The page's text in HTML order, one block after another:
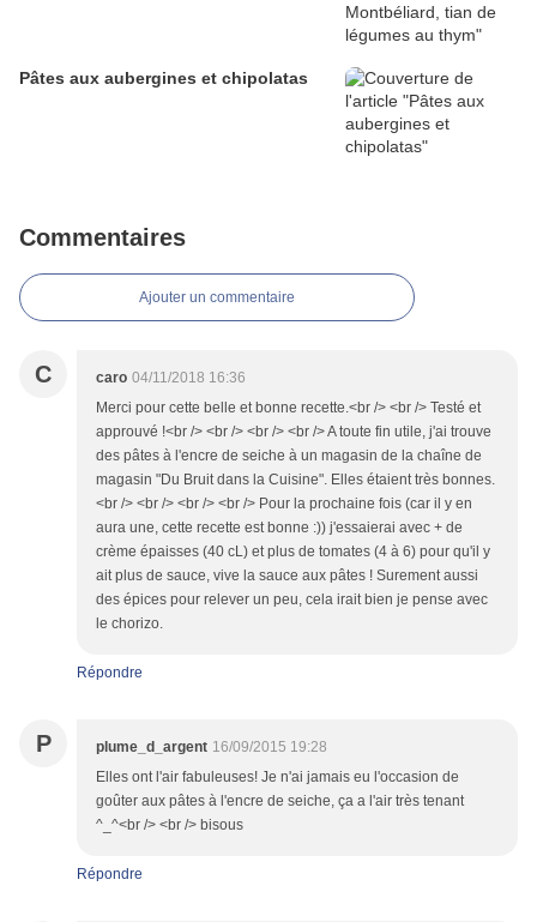
Pâtes aux aubergines et chipolatas
Commentaires
Ajouter un commentaire
C caro 04/11/2018 16:36
Merci pour cette belle et bonne recette.<br /> <br /> Testé et
approuvé !<br /> <br /> <br /> <br /> A toute fin utile, j'ai trouve
des pâtes à l'encre de seiche à un magasin de la chaîne de
magasin "Du Bruit dans la Cuisine". Elles étaient très bonnes.
<br /> <br /> <br /> <br /> Pour la prochaine fois (car il y en
aura une, cette recette est bonne :)) j'essaierai avec + de
crème épaisses (40 cL) et plus de tomates (4 à 6) pour qu'il y
ait plus de sauce, vive la sauce aux pâtes ! Surement aussi
des épices pour relever un peu, cela irait bien je pense avec
le chorizo.
Répondre
P plume_d_argent 16/09/2015 19:28
Elles ont l'air fabuleuses! Je n'ai jamais eu l'occasion de
goûter aux pâtes à l'encre de seiche, ça a l'air très tenant
^_^<br /> <br /> bisous
Répondre